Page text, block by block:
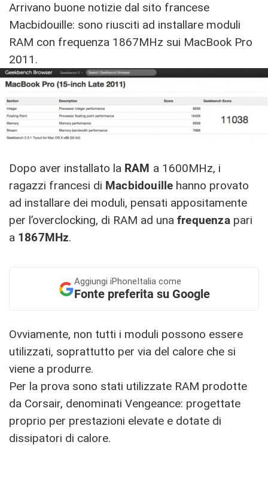
Arrivano buone notizie dal sito francese
Macbidouille: sono riusciti ad installare moduli
RAM con frequenza 1867MHz sui MacBook Pro
2011.
Dopo aver installato la RAM a 1600MHz, i
ragazzi francesi di Macbidouille hanno provato
ad installare dei moduli, pensati appositamente
per l’overclocking, di RAM ad una frequenzapari
a 1867MHz.
Aggiungi iPhoneItalia come
Fonte preferita su Google
Ovviamente, non tutti i moduli possono essere
utilizzati, soprattutto per via del calore che si
viene a produrre.
Per la prova sono stati utilizzate RAM prodotte
da Corsair, denominati Vengeance: progettate
proprio per prestazioni elevate e dotate di
dissipatori di calore.